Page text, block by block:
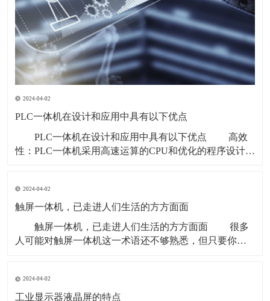
2024-04-02
PLC一体机在设计和应用中具有以下优点
PLC一体机在设计和应用中具有以下优点 高效
性：PLC一体机采用高速运算的CPU和优化的程序设计，
试，具有高可靠性和高稳定性，能够在恶劣的工业环境
中稳定运行。 可编程性：PL
2024-04-02
触屏一体机，已走进人们生活的方方面面
触屏一体机，已走进人们生活的方方面面 很多
人可能对触屏一体机这一术语还不够熟悉，但只要你仔
触屏一体机 上班族不再需要拿笔签到，只需在
考勤机的触摸屏前轻轻点击，记录按时上下班
2024-04-02
工业显示器液晶屏的特点